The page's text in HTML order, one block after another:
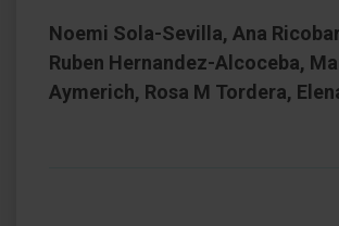
Noemi Sola-Sevilla, Ana
Ruben Hernandez-Alcoceba,
Aymerich, Rosa M Tordera,